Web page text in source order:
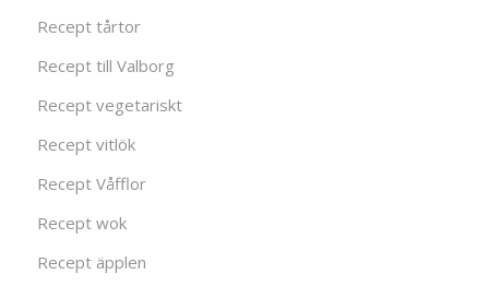
Recept tårtor
Recept till Valborg
Recept vegetariskt
Recept vitlök
Recept Våfflor
Recept wok
Recept äpplen